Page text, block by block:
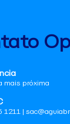
mais próxima
1211 |